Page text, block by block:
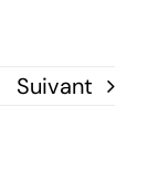
Suivant